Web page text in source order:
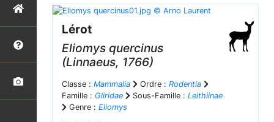
Lérot
Eliomys quercinus
(Linnaeus, 1766)
Classe : Mammalia Ordre : Rodentia
Famille : Gliridae Sous-Famille : Leithiinae
Genre : Eliomys